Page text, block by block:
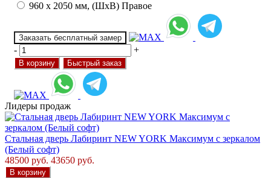
960 х 2050 мм, (ШхВ) Правое
Заказать бесплатный замер
- +
В корзину Быстрый заказ
Лидеры продаж
Стальная дверь Лабиринт NEW YORK Максимум с зеркалом
(Белый софт)
48500 руб. 43650 руб.
В корзину